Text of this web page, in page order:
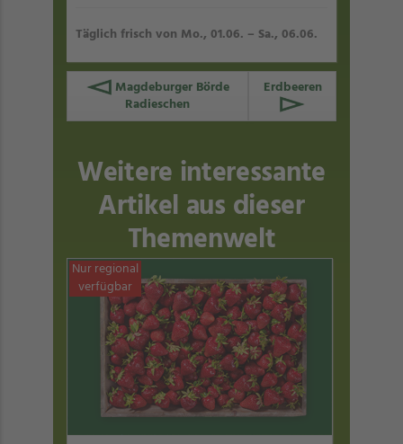
Täglich frisch von Mo., 01.06. – Sa., 06.06.
Magdeburger Börde
Radieschen
Erdbeeren
Weitere interessante
Artikel aus dieser
Themenwelt
Nur regional
verfügbar